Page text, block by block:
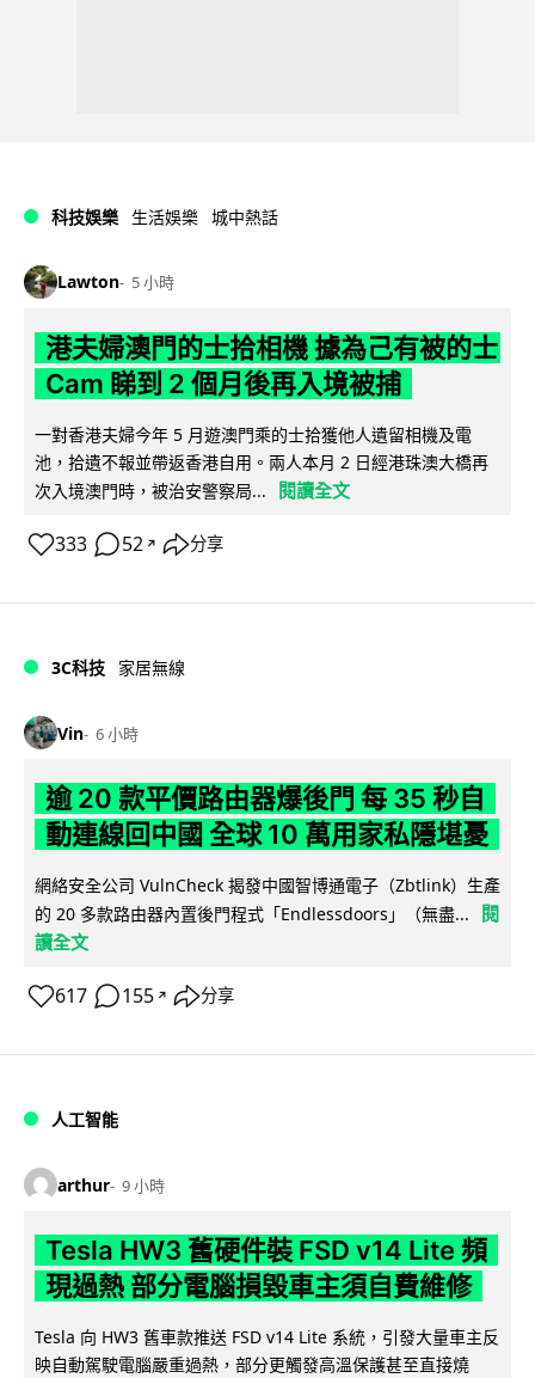
科技娛樂 生活娛樂 城中熱話
Lawton 5 小時
港夫婦澳門的士拾相機 據為己有被的士
Cam 睇到 2 個月後再入境被捕
一對香港夫婦今年 5 月遊澳門乘的士拾獲他人遺留相機及電
池，拾遺不報並帶返香港自用。兩人本月 2 日經港珠澳大橋再
次入境澳門時，被治安警察局...
閱讀全文
333 52 ↗ 分享
3C科技 家居無線
Vin 6 小時
逾 20 款平價路由器爆後門 每 35 秒自
動連線回中國 全球 10 萬用家私隱堪憂
網絡安全公司 VulnCheck 揭發中國智博通電子（Zbtlink）生產
的 20 多款路由器內置後門程式「Endlessdoors」（無盡...
閱
讀全文
617 155 ↗ 分享
人工智能
arthur 9 小時
Tesla HW3 舊硬件裝 FSD v14 Lite 頻
現過熱 部分電腦損毀車主須自費維修
Tesla 向 HW3 舊車款推送 FSD v14 Lite 系統，引發大量車主反
映自動駕駛電腦嚴重過熱，部分更觸發高溫保護甚至直接燒